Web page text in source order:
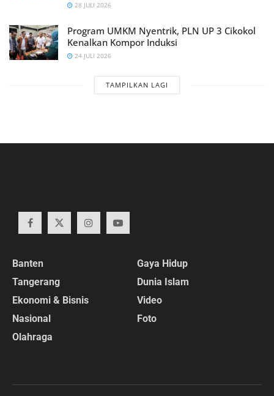
28 JULI 2026
Program UMKM Nyentrik, PLN UP 3 Cikokol
Kenalkan Kompor Induksi
24 JULI 2026
TAMPILKAN LAGI
Banten
Tangerang
Ekonomi & Bisnis
Nasional
Olahraga
Gaya Hidup
Dunia Islam
Video
Foto